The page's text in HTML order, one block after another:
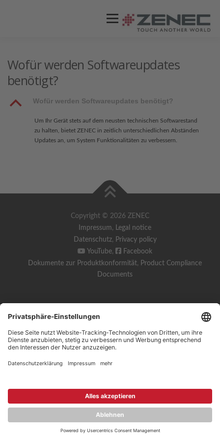
Menü
Wofür werden Softwareupdates
benötigt?
B Wofür werden Softwareupdates benötigt?
Um Ihr Gerät stets auf dem neusten technischen Softwarestand
zu halten, bietet ZENEC in zeitlich unterschiedlichen Abständen
Updates an, um System Funktionalitäten zu verbessern.
Copyright © 2026 ZENEC
Impressum, Legal notice
Datenschutz, Privacy policy
YouTube,
Facebook
Dokumente zur Produktkonformität, Product Compliance
Documents